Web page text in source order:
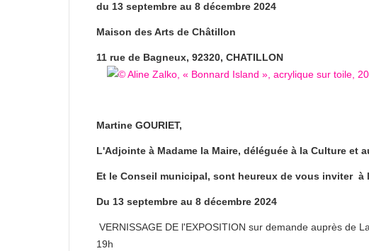
du 13 septembre au 8 décembre 2024
Maison des Arts de Châtillon
11 rue de Bagneux, 92320, CHATILLON
Martine GOURIET,
L'Adjointe à Madame la Maire, déléguée à la Culture et
Et le Conseil municipal, sont heureux de vous inviter à
Du 13 septembre au 8 décembre 2024
VERNISSAGE DE l'EXPOSITION sur demande auprès de
19h